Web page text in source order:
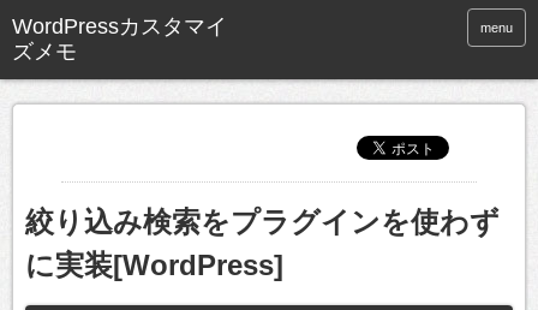
WordPressカスタマイ
ズメモ
menu
絞り込み検索をプラグインを使わず
に実装[WordPress]